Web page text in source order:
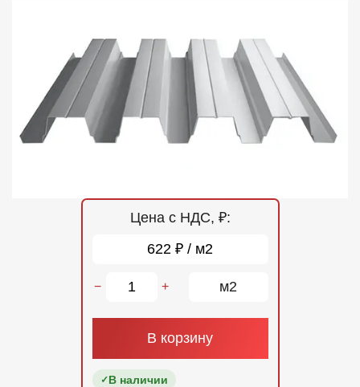
Контакты
Цена с НДС, ₽:
622 ₽ / м2
− + м2
В корзину
В наличии